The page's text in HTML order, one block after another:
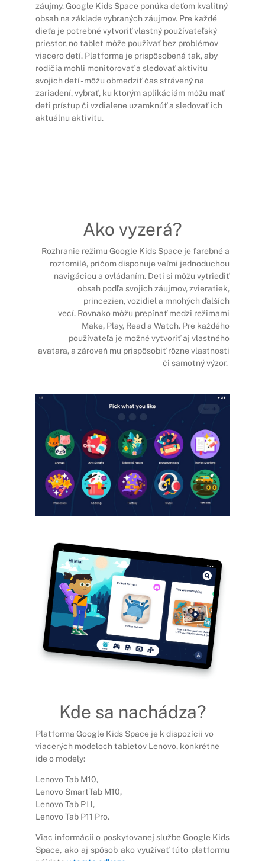
záujmy. Google Kids Space ponúka deťom kvalitný
obsah na základe vybraných záujmov. Pre každé
dieťa je potrebné vytvoriť vlastný používateľský
priestor, no tablet môže používať bez problémov
viacero detí. Platforma je prispôsobená tak, aby
rodičia mohli monitorovať a sledovať aktivitu
svojich detí - môžu obmedziť čas strávený na
zariadení, vybrať, ku ktorým aplikáciám môžu mať
deti prístup či vzdialene uzamknúť a sledovať ich
aktuálnu aktivitu.
Ako vyzerá?
Rozhranie režimu Google Kids Space je farebné a
roztomilé, pričom disponuje veľmi jednoduchou
navigáciou a ovládaním. Deti si môžu vytriediť
obsah podľa svojich záujmov, zvieratiek,
princezien, vozidiel a mnohých ďalších
vecí. Rovnako môžu prepínať medzi režimami
Make, Play, Read a Watch. Pre každého
používateľa je možné vytvoriť aj vlastného
avatara, a zároveň mu prispôsobiť rôzne vlastnosti
či samotný výzor.
Kde sa nachádza?
Platforma Google Kids Space je k dispozícii vo
viacerých modeloch tabletov Lenovo, konkrétne
ide o modely:
LenovoTab M10,
Lenovo SmartTab M10,
LenovoTab P11,
LenovoTab P11 Pro.
Viac informácii o poskytovanej službe Google Kids
Space, ako aj spôsob ako využívať túto platformu